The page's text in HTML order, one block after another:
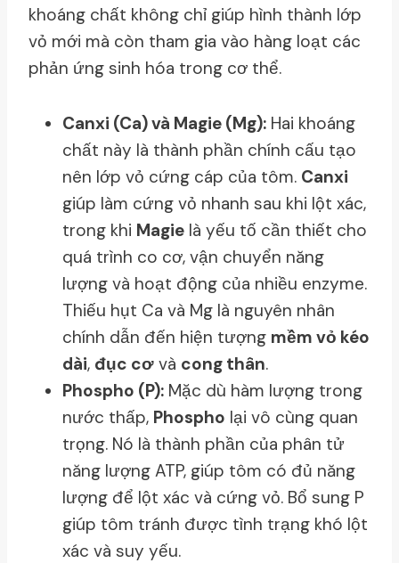
khoáng chất không chỉ giúp hình thành lớp
vỏ mới mà còn tham gia vào hàng loạt các
phản ứng sinh hóa trong cơ thể.
Canxi (Ca) và Magie (Mg): Hai khoáng
chất này là thành phần chính cấu tạo
nên lớp vỏ cứng cáp của tôm. Canxi
giúp làm cứng vỏ nhanh sau khi lột xác,
trong khi Magie là yếu tố cần thiết cho
quá trình co cơ, vận chuyển năng
lượng và hoạt động của nhiều enzyme.
Thiếu hụt Ca và Mg là nguyên nhân
chính dẫn đến hiện tượng mềm vỏ kéo
dài, đục cơ và cong thân.
Phospho (P): Mặc dù hàm lượng trong
nước thấp, Phospho lại vô cùng quan
trọng. Nó là thành phần của phân tử
năng lượng ATP, giúp tôm có đủ năng
lượng để lột xác và cứng vỏ. Bổ sung P
giúp tôm tránh được tình trạng khó lột
xác và suy yếu.